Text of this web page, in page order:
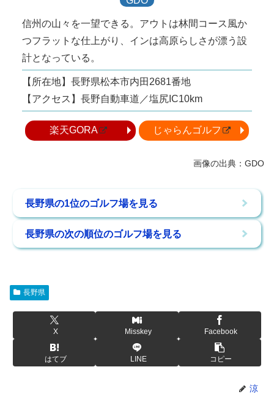
信州の山々を一望できる。アウトは林間コース風か
つフラットな仕上がり、インは高原らしさが漂う設
計となっている。
【所在地】長野県松本市内田2681番地
【アクセス】長野自動車道／塩尻IC10km
楽天GORA じゃらんゴルフ
長野県の1位のゴルフ場を見る
長野県の次の順位のゴルフ場を見る
長野県
X Misskey Facebook
はてブ LINE コピー
涼